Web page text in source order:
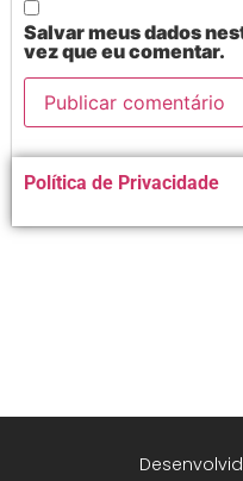
Salvar meus dados
vez que eu comentar.
Alternative:
Política de Privacidade